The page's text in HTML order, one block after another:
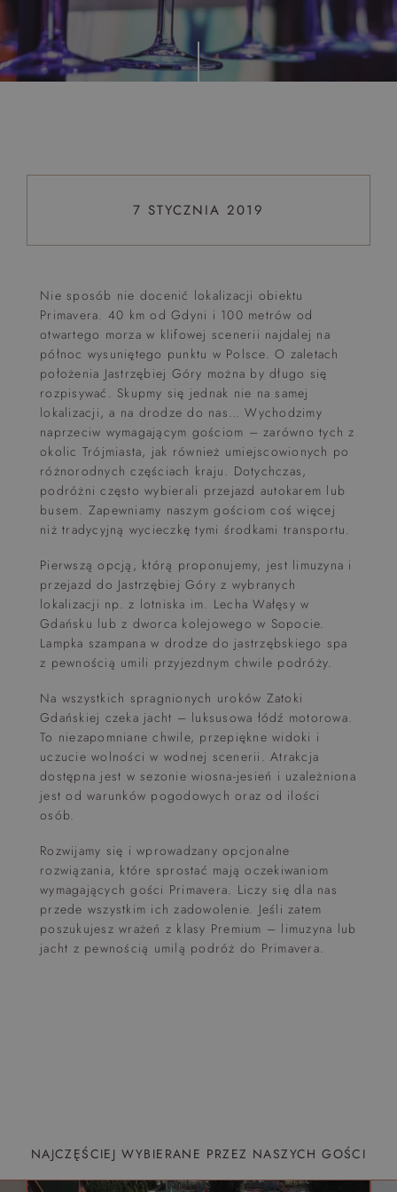
Top 5 bestsellers
WAKACJE nad morzem - Wyspa Skarbów - Pełne
atrakcji Lato 2026
7 STYCZNIA 2019
Nie sposób nie docenić lokalizacji obiektu
Primavera. 40 km od Gdyni i 100 metrów od
otwartego morza w klifowej scenerii najdalej na
północ wysuniętego punktu w Polsce. O zaletach
położenia Jastrzębiej Góry można by długo się
rozpisywać. Skupmy się jednak nie na samej
lokalizacji, a na drodze do nas… Wychodzimy
naprzeciw wymagającym gościom – zarówno tych z
okolic Trójmiasta, jak również umiejscowionych po
różnorodnych częściach kraju. Dotychczas,
podróżni często wybierali przejazd autokarem lub
busem. Zapewniamy naszym gościom coś więcej
niż tradycyjną wycieczkę tymi środkami transportu.
Pierwszą opcją, którą proponujemy, jest limuzyna i
przejazd do Jastrzębiej Góry z wybranych
lokalizacji np. z lotniska im. Lecha Wałęsy w
Gdańsku lub z dworca kolejowego w Sopocie.
Lampka szampana w drodze do jastrzębskiego spa
z pewnością umili przyjezdnym chwile podróży.
Na wszystkich spragnionych uroków Zatoki
Gdańskiej czeka jacht – luksusowa łódź motorowa.
To niezapomniane chwile, przepiękne widoki i
uczucie wolności w wodnej scenerii. Atrakcja
dostępna jest w sezonie wiosna-jesień i uzależniona
jest od warunków pogodowych oraz od ilości
osób.
Rozwijamy się i wprowadzany opcjonalne
rozwiązania, które sprostać mają oczekiwaniom
wymagających gości Primavera. Liczy się dla nas
przede wszystkim ich zadowolenie. Jeśli zatem
poszukujesz wrażeń z klasy Premium – limuzyna lub
jacht z pewnością umilą podróż do Primavera.
NAJCZĘŚCIEJ WYBIERANE PRZEZ NASZYCH GOŚCI